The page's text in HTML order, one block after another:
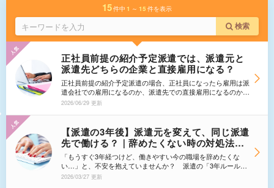
15件中 1 ～ 15 件を表示
検索
正社員前提の紹介予定派遣では、派遣元と
派遣先どちらの企業と直接雇用になる？
正社員前提の紹介予定派遣の場合、正社員になったら雇用は派
遣会社での雇用になるのか、派遣先での直接雇用になるのかど
ちらになりますか？
2026/06/29 更新
【派遣の3年後】派遣元を変えて、同じ派遣
先で働ける？｜辞めたくない時の対処法！3
年ルールとは？抵触日を回避できる？派遣
会社を変えるのはアリ？
「もうすぐ3年経つけど、働きやすい今の職場を辞めたくな
い…」と、不安を抱えていませんか？ 派遣の「3年ルール」
は、派遣スタッフ（派遣社員）のキャリアを守り、より安定し
2026/03/27 更新